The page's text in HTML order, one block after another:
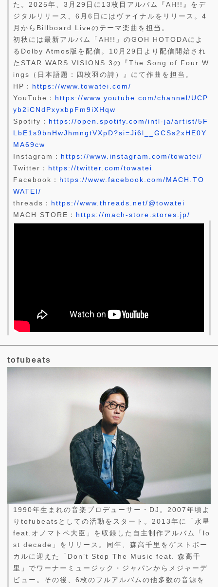
た。2025年、3月29日に13枚目アルバム『AH!!』をデ
ジタルリリース、6月6日にはヴァイナルをリリース。4
月からBillboard Liveのテーマ楽曲を担当。
初秋には最新アルバム「AH!!」のGOH HOTODAによ
るDolby Atmos版を配信。10月29日より配信開始され
たSTAR WARS VISIONS 3の『The Song of Four W
ings（日本語題：四枚羽の詩）』にて作曲を担当。
HP： https://www.towatei.com/
YouTube： https://www.youtube.com/channel/UCP
yb2iCNdPxyxbpFm9iXHqw
Spotify： https://open.spotify.com/intl-ja/artist/5F
LbE1s9bnHwJhmngtVXpD?si=Ji6l__GCSs2xHE0Y
MA69cw
Instagram： https://www.instagram.com/towatei/
Twitter： https://twitter.com/towatei
Facebook： https://www.facebook.com/MACH.TO
WATEI/
threads： https://www.threads.net/@towatei
MACH STORE： https://mach-store.stores.jp/
tofubeats
1990年生まれの音楽プロデューサー・DJ。2007年頃よ
りtofubeatsとしての活動をスタート。2013年に「水星
feat.オノマトペ大臣」を収録した自主制作アルバム「lo
st decade」をリリース。同年、森高千里をゲストボー
カルに迎えた「Don’t Stop The Music feat. 森高千
里」でワーナーミュージック・ジャパンからメジャーデ
ビュー。その後、6枚のフルアルバムの他多数の音源を